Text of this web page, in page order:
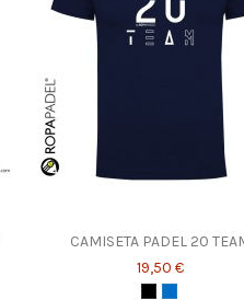
CAMISETA PADEL 20
19,50 €